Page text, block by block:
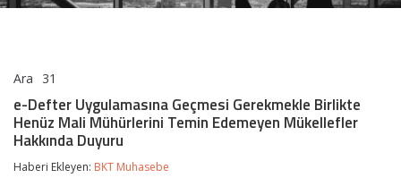
Ara 31
Uygulamasına
Geçmesi
Gerekmekle
Birlikte
Henüz
e-Defter Uygulamasına Geçmesi Gerekmekle Birlikte
Henüz Mali Mühürlerini Temin Edemeyen Mükellefler
Hakkında Duyuru
Haberi Ekleyen: BKT Muhasebe